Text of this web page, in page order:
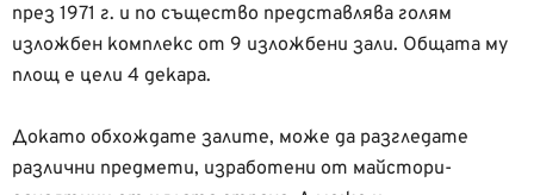
през 1971 г. и по същество представлява голям
изложбен комплекс от 9 изложбени зали. Общата му
площ е цели 4 декара.
Докато обхождате залите, може да разгледате
различни предмети, изработени от майстори-